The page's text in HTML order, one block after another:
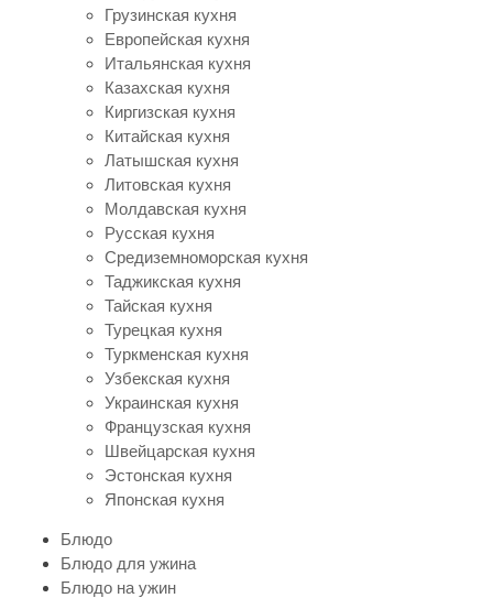
Грузинская кухня
Европейская кухня
Итальянская кухня
Казахская кухня
Киргизская кухня
Китайская кухня
Латышская кухня
Литовская кухня
Молдавская кухня
Русская кухня
Средиземноморская кухня
Таджикская кухня
Тайская кухня
Турецкая кухня
Туркменская кухня
Узбекская кухня
Украинская кухня
Французская кухня
Швейцарская кухня
Эстонская кухня
Японская кухня
Блюдо
Блюдо для ужина
Блюдо на ужин